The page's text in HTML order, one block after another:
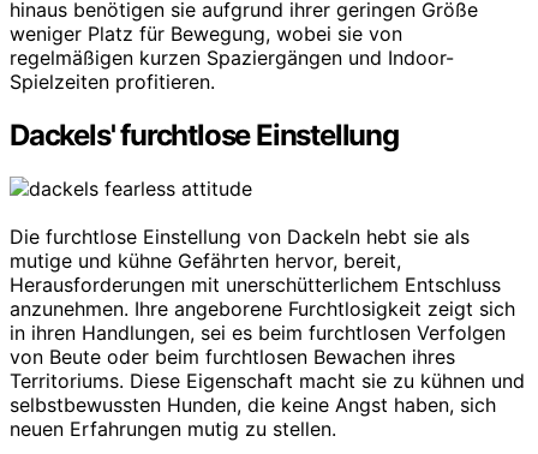
hinaus benötigen sie aufgrund ihrer geringen Größe
weniger Platz für Bewegung, wobei sie von
regelmäßigen kurzen Spaziergängen und Indoor-
Spielzeiten profitieren.
Dackels' furchtlose Einstellung
Die furchtlose Einstellung von Dackeln hebt sie als
mutige und kühne Gefährten hervor, bereit,
Herausforderungen mit unerschütterlichem Entschluss
anzunehmen. Ihre angeborene Furchtlosigkeit zeigt sich
in ihren Handlungen, sei es beim furchtlosen Verfolgen
von Beute oder beim furchtlosen Bewachen ihres
Territoriums. Diese Eigenschaft macht sie zu kühnen und
selbstbewussten Hunden, die keine Angst haben, sich
neuen Erfahrungen mutig zu stellen.